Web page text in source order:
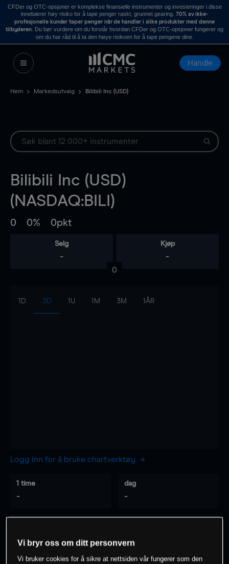
CFDer og OTC-opsjoner er komplekse finansielle instrumenter og investeringer i disse
innebærer høy risiko for å tape penger raskt, grunnet gearing. 70% av ikke-
profesjonelle kunder taper penger når de handler i slike produkter med denne
tilbyderen . Du bør vurdere om du forstår hvordan CFDer og OTC-opsjoner fungerer og
om du har råd til å ta den høye risikoen for å tape pengene dine.
Handle
Hem Markedsutvalg Bilibili Inc (USD)
Bilibili Inc (USD)
(NASDAQ:BILI)
0 0% 0pkt
Selg
-
Kjøp
-
0
1D 3D 1U 1M 3M 1ÅR
Logg inn for å bruke chartverktøy
1 time
-
dag
-
- -
Vi bryr oss om ditt personvern
Vi bruker cookies for å sikre at nettsiden vår fungerer som den